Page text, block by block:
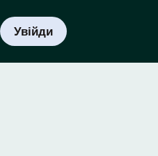
Увійди